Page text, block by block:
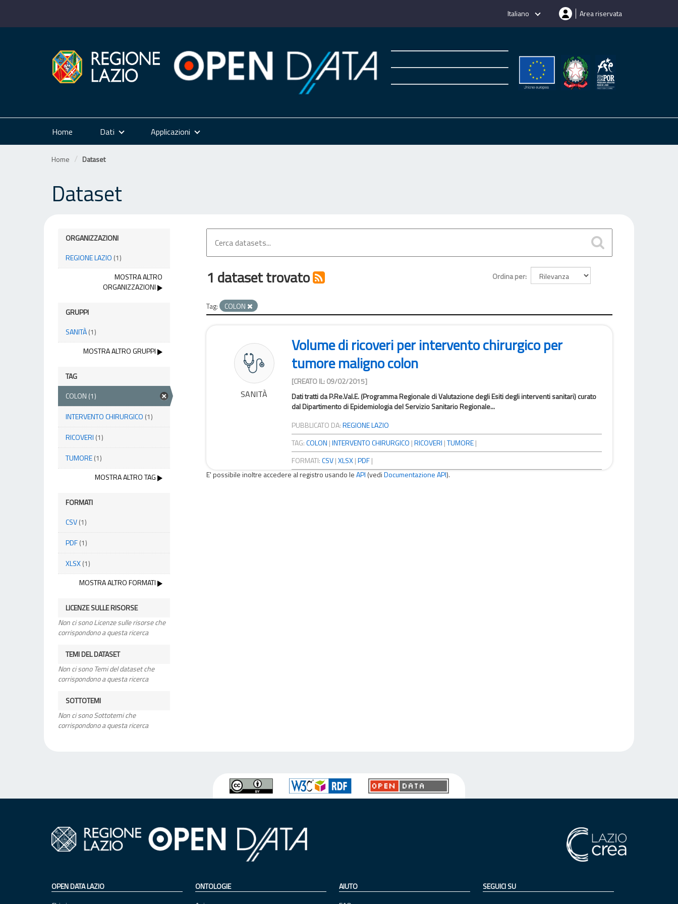
Italiano Area riservata
Home Dati Applicazioni
Home Dataset
Dataset
ORGANIZZAZIONI
REGIONE LAZIO (1)
MOSTRA ALTRO
ORGANIZZAZIONI
GRUPPI
SANITÀ(1)
MOSTRA ALTRO GRUPPI
TAG
COLON (1)
INTERVENTO CHIRURGICO (1)
RICOVERI (1)
TUMORE(1)
MOSTRA ALTRO TAG
FORMATI
CSV(1)
PDF(1)
XLSX(1)
MOSTRA ALTRO FORMATI
LICENZE SULLE RISORSE
Non ci sono Licenze sulle risorse che
corrispondono a questa ricerca
TEMI DEL DATASET
Non ci sono Temi del dataset che
corrispondono a questa ricerca
SOTTOTEMI
Non ci sono Sottotemi che
corrispondono a questa ricerca
Ordina per
1 dataset trovato
Tag: COLON
SANITÀ
Volume di ricoveri per intervento chirurgico per
tumore maligno colon
[CREATO IL: 09/02/2015]
Dati tratti da P.Re.Val.E. (Programma Regionale di Valutazione degli Esiti degli interventi sanitari) curato
dal Dipartimento di Epidemiologia del Servizio Sanitario Regionale...
PUBBLICATO DA:REGIONE LAZIO
TAG:COLON |INTERVENTO CHIRURGICO |RICOVERI |TUMORE |
FORMATI:CSV |XLSX |PDF |
E' possibile inoltre accedere al registro usando leAPI (vediDocumentazione API).
OPEN DATA LAZIO
ONTOLOGIE
AIUTO
SEGUICI SU